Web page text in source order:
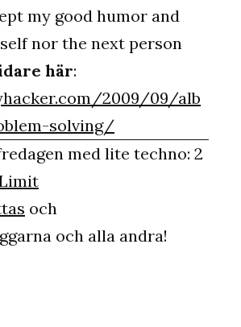
my good humor and
nor the next person
här:
2009/09/alb
solving/
med lite techno: 2
och
och alla andra!